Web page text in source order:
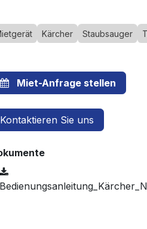
Kärcher Staubsauger
Miet-Anfrage stellen
Kontaktieren Sie uns